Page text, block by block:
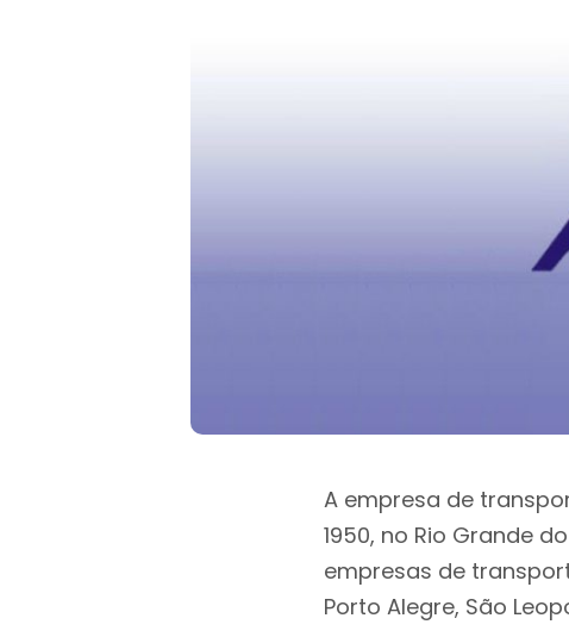
A empresa de
1950, no Rio Grande
empresas de
Porto Alegre, São